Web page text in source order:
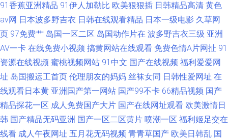
91香蕉亚洲精品 91伊人加勒比 欧美狠狠插 日韩精品高清 黄色
av网 日本波多野吉衣 日韩在线观看精品 日本一级电影 久草网
页 97免费艹 岛国一区二区 岛国动作片在 波多野吉衣三级 亚洲
AV一卡 在线免费小视频 搞黄网站在线观看 免费色情A片网扯 91
资源在线视频 蜜桃视频网站 91中文 国产在线视频 福利爱爱网
址 岛国搬运工首页 伦理朋友的妈妈 丝袜女同 日韩性爱网址 在
线观看日本黄 亚洲国产第一网站 国产99不卡 66精品视频 国产
精品探花一区 成人免费国产大片 国产在线网址观看 欧美激情日
韩 国产精品无码亚洲 国产一区二区黄片 喷潮一区 福利姬足交在
线看 成人午夜网址 五月花无码视频 青青草国产 欧美日韩乱 国